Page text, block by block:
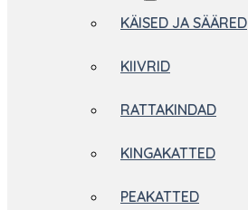
KÄISED JA SÄÄRED
KIIVRID
RATTAKINDAD
KINGAKATTED
PEAKATTED